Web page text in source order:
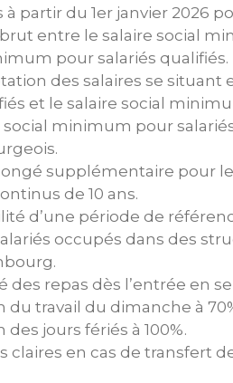
à partir du 1er janvier 2026
entre le salaire social
pour salariés qualifiés.
des salaires se
et le salaire social
social minimum pour
supplémentaire pour
de 10 ans.
d’une période de
occupés dans des
des repas dès l’entrée en
du travail du dimanche à
des jours fériés à 100%.
claires en cas de transfert